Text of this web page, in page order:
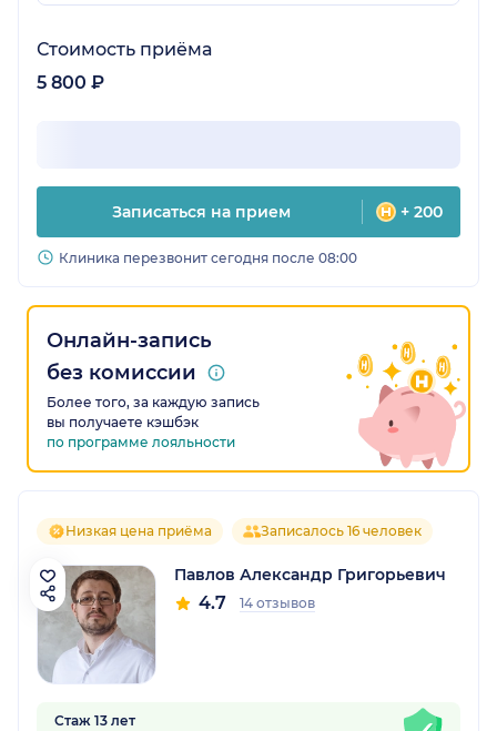
Стоимость приёма
5 800 ₽
Записаться на прием + 200
Клиника перезвонит сегодня после 08:00
Онлайн-запись
без комиссии
Более того, за каждую запись
вы получаете кэшбэк
по программе лояльности
Низкая цена приёма Записалось 16 человек
Павлов Александр Григорьевич
4.7 14 отзывов
Стаж 13 лет